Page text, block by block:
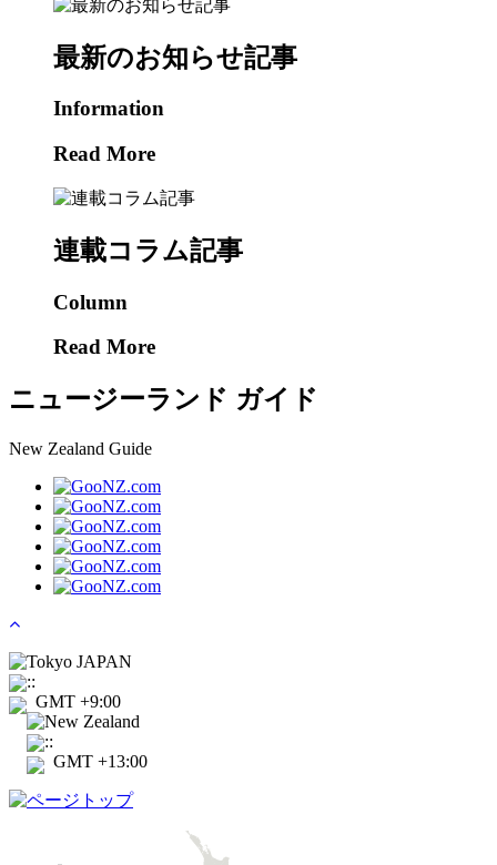
最新のお知らせ記事
Information
Read More
連載コラム記事
Column
Read More
ニュージーランド ガイド
New Zealand Guide
Tokyo JAPAN
::
GMT +9:00
New Zealand
::
GMT +13:00